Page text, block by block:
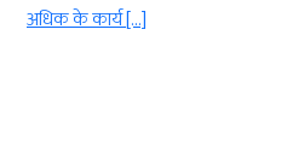
Shukla) ने पहले ही सफाई (cleaning